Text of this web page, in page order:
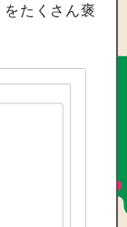
たくさん褒